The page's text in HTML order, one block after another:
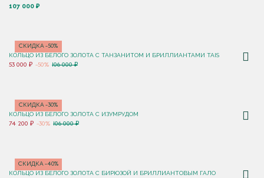
107 000 ₽
СКИДКА -50%
КОЛЬЦО ИЗ БЕЛОГО ЗОЛОТА С ТАНЗАНИТОМ И БРИЛЛИАНТАМИ TAIS
53 000 ₽ -50% 106 000 ₽
СКИДКА -30%
КОЛЬЦО ИЗ БЕЛОГО ЗОЛОТА С ИЗУМРУДОМ
74 200 ₽ -30% 106 000 ₽
СКИДКА -40%
КОЛЬЦО ИЗ БЕЛОГО ЗОЛОТА С БИРЮЗОЙ И БРИЛЛИАНТОВЫМ ГАЛО